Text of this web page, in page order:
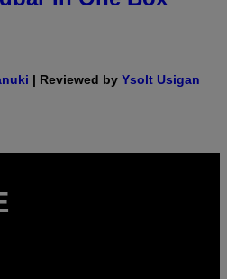
| Reviewed by Ysolt Usigan